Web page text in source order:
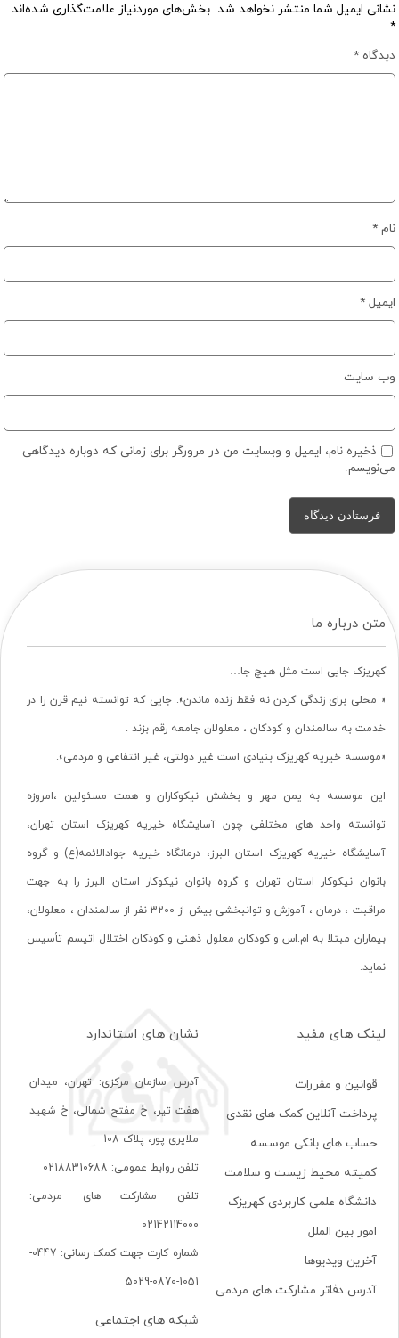
نشانی ایمیل شما منتشر نخواهد شد. بخش‌های موردنیاز علامت‌گذاری شده‌اند
*
دیدگاه*
نام*
ایمیل*
وب‌ سایت
ذخیره نام، ایمیل و وبسایت من در مرورگر برای زمانی که دوباره دیدگاهی
می‌نویسم.
متن درباره ما
کهریزک جایی است مثل هیچ جا…
« محلی برای زندگی کردن نه فقط زنده ماندن». جایی که توانسته نیم قرن را در
خدمت به سالمندان و کودکان ، معلولان جامعه رقم بزند .
«موسسه خیریه کهریزک بنیادی است غیر دولتی، غیر انتفاعی و مردمی».
این موسسه به یمن مهر و بخشش نیکوکاران و همت مسئولین ،امروزه
توانسته واحد های مختلفی چون آسایشگاه خیریه کهریزک استان تهران،
آسایشگاه خیریه کهریزک استان البرز، درمانگاه خیریه جوادالائمه(ع) و گروه
بانوان نیکوکار استان تهران و گروه بانوان نیکوکار استان البرز را به جهت
مراقبت ، درمان ، آموزش و توانبخشی بیش از 3200 نفر از سالمندان ، معلولان،
بیماران مبتلا به ام.اس و کودکان معلول ذهنی و کودکان اختلال اتیسم تأسیس
نماید.
لینک های مفید
قوانین و مقررات
پرداخت آنلاین کمک های نقدی
حساب های بانکی موسسه
کمیته محیط زیست و سلامت
دانشگاه علمی کاربردی کهریزک
امور بین الملل
آخرین ویدیوها
آدرس دفاتر مشارکت های مردمی
نشان های استاندارد
آدرس سازمان مرکزی: تهران، ميدان
هفت تير، خ مفتح شمالی، خ شهيد
ملايری پور، پلاک 108
تلفن روابط عمومی: 02188310688
تلفن مشارکت های مردمی:
02142114000
شماره کارت جهت کمک رسانی: 0447-
1051-0870-5029
شبکه های اجتماعی